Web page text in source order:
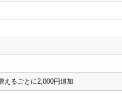
えるごとに2,000円追加